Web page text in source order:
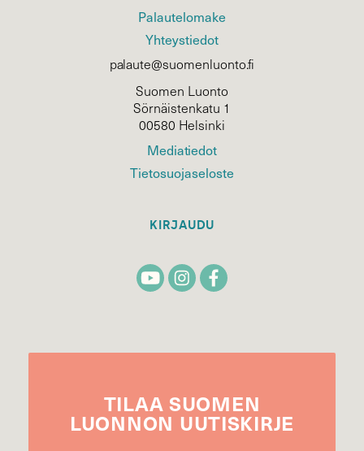
Palautelomake
Yhteystiedot
palaute@suomenluonto.fi
Suomen Luonto
Sörnäistenkatu 1
00580 Helsinki
Mediatiedot
Tietosuojaseloste
KIRJAUDU
TILAA SUOMEN
LUONNON UUTIS­KIRJE